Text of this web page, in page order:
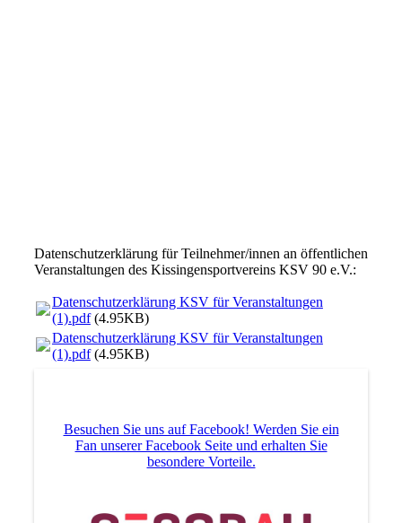
Datenschutzerklärung für Teilnehmer/innen an öffentlichen
Veranstaltungen des Kissingensportvereins KSV 90 e.V.:
Datenschutzerklärung KSV für Veranstaltungen
(1).pdf(4.95KB)
Datenschutzerklärung KSV für Veranstaltungen
(1).pdf(4.95KB)
Besuchen Sie uns auf Facebook! Werden Sie ein
Fan unserer Facebook Seite und erhalten Sie
besondere Vorteile.